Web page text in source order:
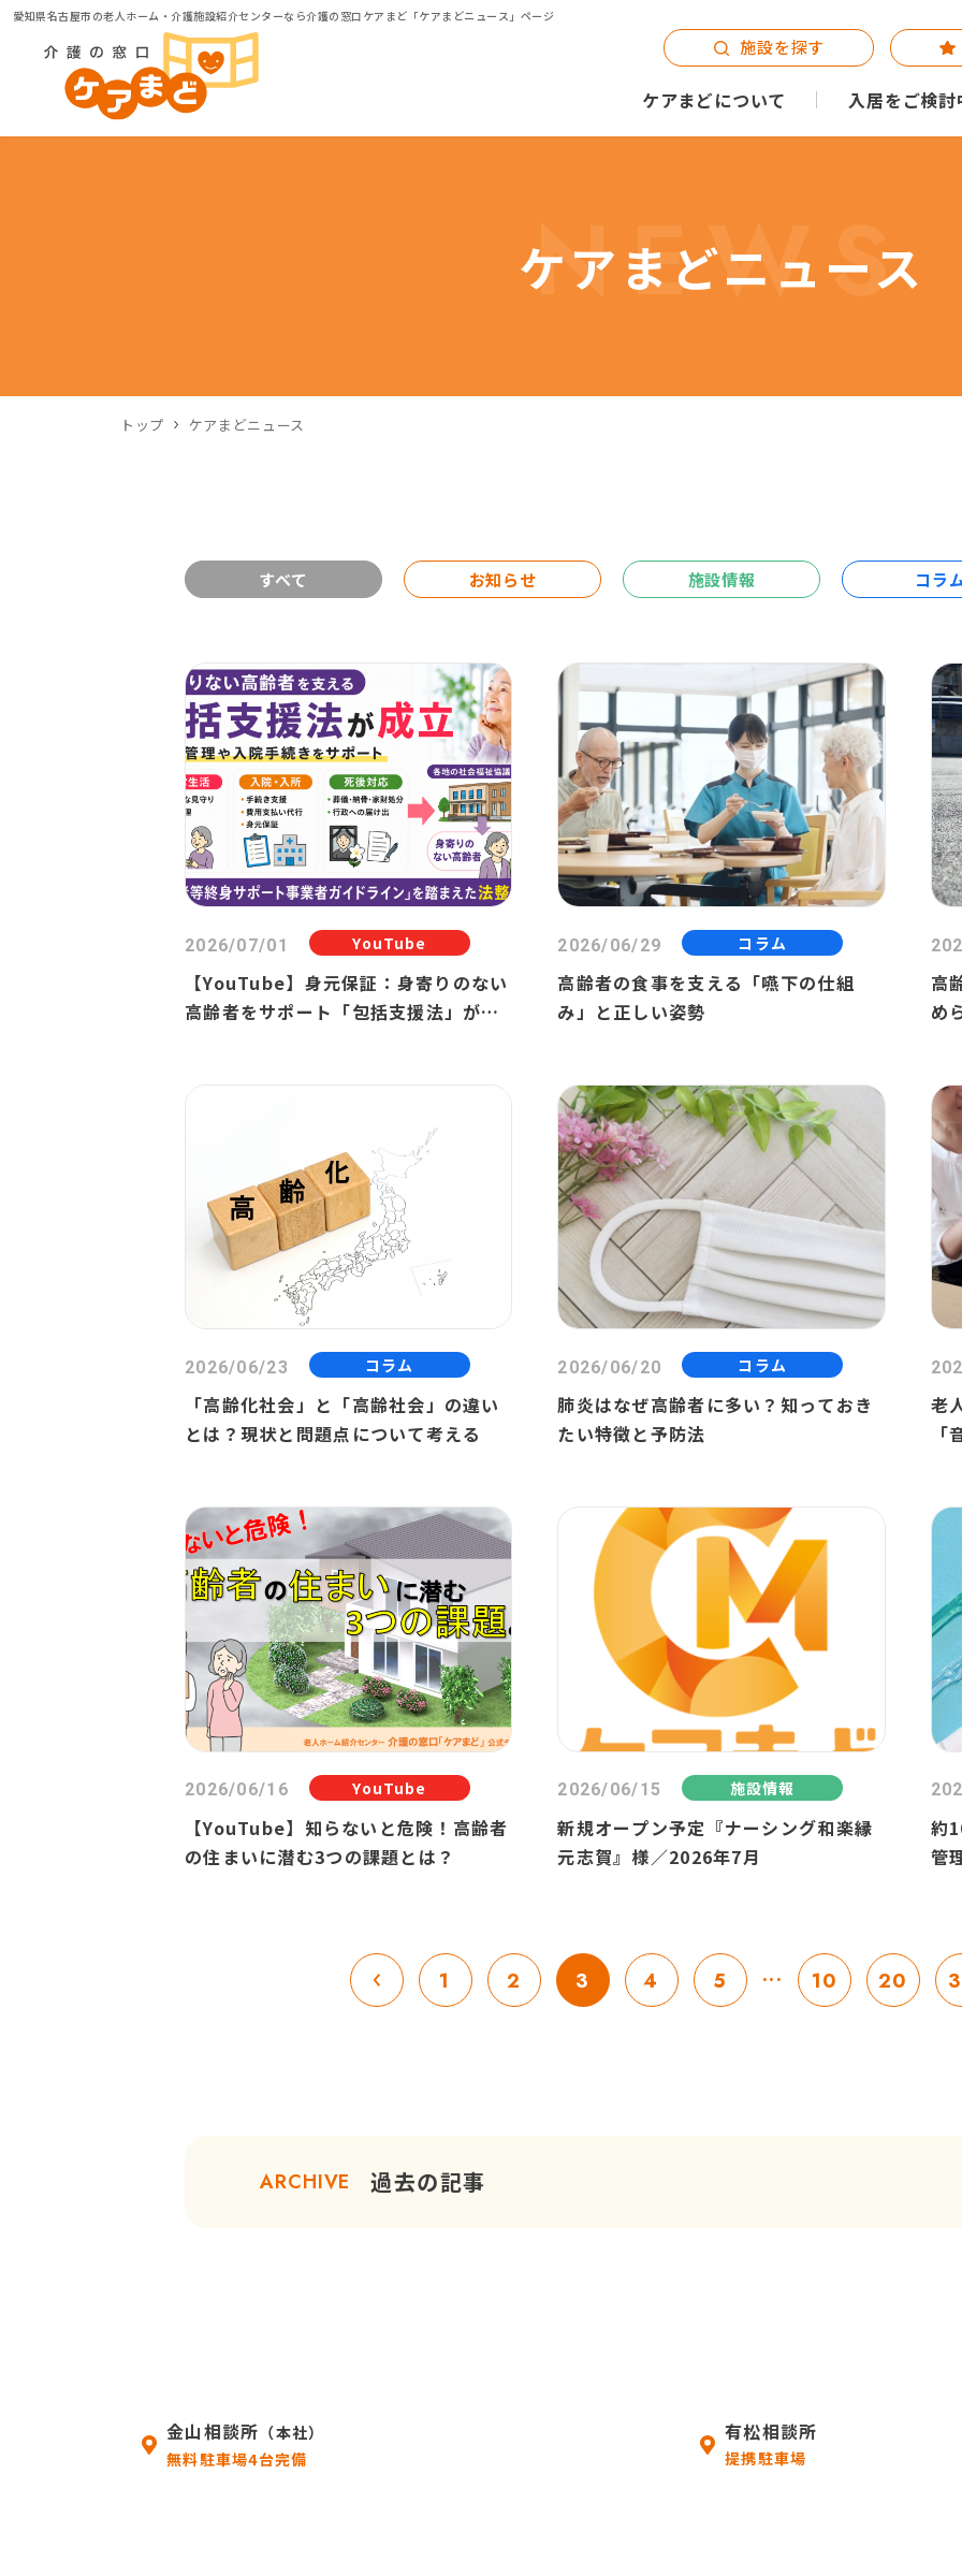
愛知県名古屋市の老人ホーム・介護施設紹介センターなら介護の窓口ケアまど「ケアまどニュース」ページ
ケアまどについて 入居をご検討
施設を探す
NEWS
ケアまどニュース
トップ ケアまどニュース
すべて お知らせ 施設情報 コラ
2026/07/01 YouTube
【YouTube】身元保証：身寄りのない
高齢者をサポート「包括支援法」が成
2026/06/29 コラム
高齢者の食事を支える「嚥下の仕組
み」と正しい姿勢
高
め
2026/06/23 コラム
「高齢化社会」と「高齢社会」の違い
とは？現状と問題点について考える
2026/06/20 コラム
肺炎はなぜ高齢者に多い？知っておき
たい特徴と予防法
老
2026/06/16 YouTube
【YouTube】知らないと危険！高齢者
の住まいに潜む3つの課題とは？
2026/06/15 施設情報
新規オープン予定『ナーシング和楽縁
元志賀』様／2026年7月
約
管
1 2 3 4 5 ... 10 20
ARCHIVE 過去の記事
金山相談所 （本社）
無料駐車場4台完備
有松相談所
提携駐車場